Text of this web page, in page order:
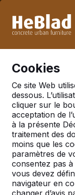
semaine 31 à la
Cookies
Ce site Web
dessous.
cliquer sur le
acceptation de
à la présente
traitement des
moins que les
paramètres de
consentez pas
vous devez
navigateur en
changer d’avis
France